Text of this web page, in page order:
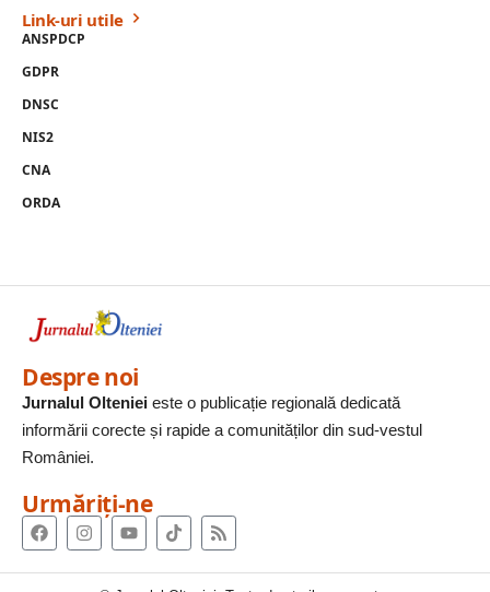
Link-uri utile
ANSPDCP
GDPR
DNSC
NIS2
CNA
ORDA
Despre noi
Jurnalul Olteniei este o publicație regională dedicată
informării corecte și rapide a comunităților din sud-vestul
României.
Urmăriți-ne